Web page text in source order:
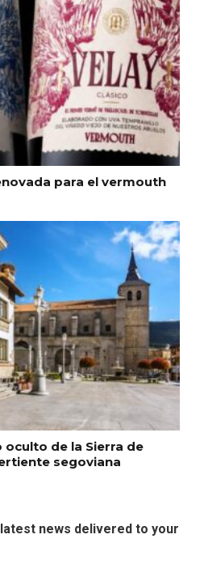
para el vermouth
oculto de la Sierra de
segoviana
news delivered to your